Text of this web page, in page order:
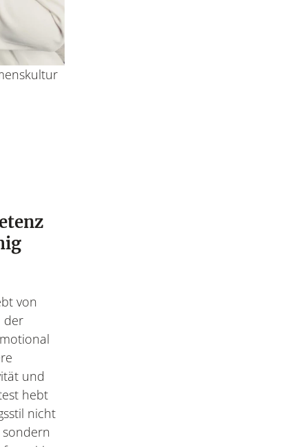
von
der
und
hebt
nicht